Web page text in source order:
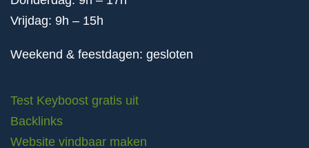
Vrijdag: 9h – 15h
Weekend & feestdagen: gesloten
Test Keyboost gratis uit
Backlinks
Website vindbaar maken